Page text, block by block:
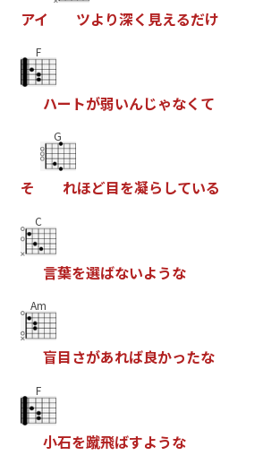
アイ ツよ り深く 見えるだけ
F
ハー トが弱いんじゃなく て
そ
G
れほど目を凝ら している
C
言葉を選ばないような
Am
盲目さがあれば良かったな
F
小石を蹴飛ばすような